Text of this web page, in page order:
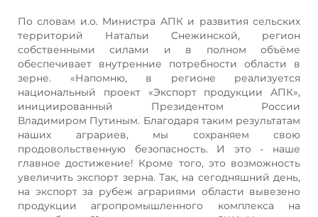
По словам и.о. Министра АПК и развития сельских
территорий Натальи Снежинской, регион
собственными силами и в полном объёме
обеспечивает внутренние потребности области в
зерне. «Напомню, в регионе реализуется
национальный проект «Экспорт продукции АПК»,
инициированный Президентом России
Владимиром Путиным. Благодаря таким результатам
наших аграриев, мы сохраняем свою
продовольственную безопасность. И это - наше
главное достижение! Кроме того, это возможность
увеличить экспорт зерна. Так, на сегодняшний день,
на экспорт за рубеж аграриями области вывезено
продукции агропромышленного комплекса на